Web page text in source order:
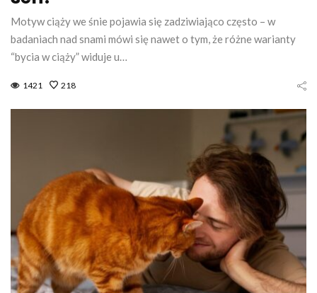
Motyw ciąży we śnie pojawia się zadziwiająco często – w
badaniach nad snami mówi się nawet o tym, że różne warianty
“bycia w ciąży” widuje u…
1421 218